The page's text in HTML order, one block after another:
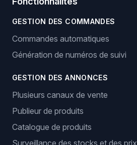
GESTION DES COMMANDES
Commandes automatiques
Génération de numéros de suivi
GESTION DES ANNONCES
Plusieurs canaux de vente
Publieur de produits
Catalogue de produits
Surveillance des stocks et des prix